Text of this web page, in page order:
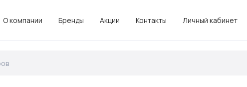
О компании Бренды Акции Контакты Личный кабинет